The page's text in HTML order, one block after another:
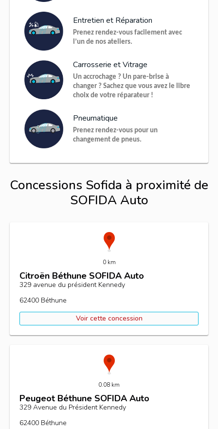
Entretien et Réparation
Prenez rendez-vous facilement avec
l’un de nos ateliers.
Carrosserie et Vitrage
Un accrochage ? Un pare-brise à
changer ? Sachez que vous avez le libre
choix de votre réparateur !
Pneumatique
Prenez rendez-vous pour un
changement de pneus.
Concessions Sofida à proximité de
SOFIDA Auto
0 km
Citroën Béthune SOFIDA Auto
329 avenue du président Kennedy
62400 Béthune
Voir cette concession
0.08 km
Peugeot Béthune SOFIDA Auto
329 Avenue du Président Kennedy
62400 Béthune